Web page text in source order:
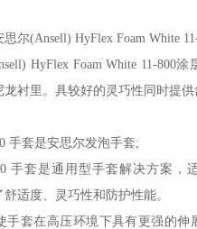
尔(Ansell) HyFlex Foam White
HyFlex Foam White 11-800涂
衬里。具较好的灵巧性同时提供
手套是安思尔发泡手套;
手套是通用型手套解决方案，
适度、灵巧性和防护性能。
手套在高压环境下具有更强的伸